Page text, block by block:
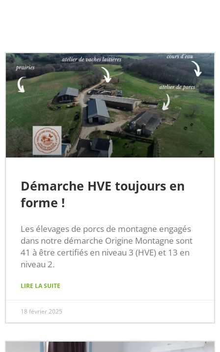
Démarche HVE toujours en
forme !
Les élevages de porcs de montagne engagés
dans notre démarche Origine Montagne sont
41 à être certifiés en niveau 3 (HVE) et 13 en
niveau 2.
LIRE LA SUITE
18 février 2025